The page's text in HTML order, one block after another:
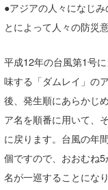
●アジアの人々になじ
とによって人々の防災
平成12年の台風第1号
味する「ダムレイ」の
後、発生順にあらかじ
ア名を順番に用いて、
に戻ります。台風の年
個ですので、おおむね
名が一巡することにな